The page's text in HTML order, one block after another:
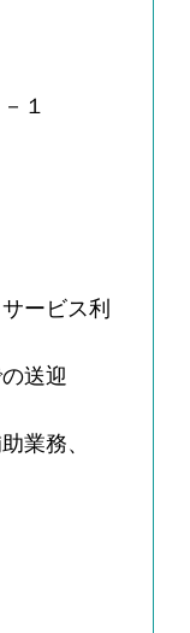
１
ービス利
送迎
業務、